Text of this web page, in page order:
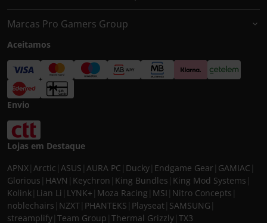
Marcas Pro Gamers Group
Aceitamos
Envio
Lojas em Destaque
APNX Arctic ASUS AURA PC Ducky Endgame Gear GAMIAC
Glorious HAVN Keychron King Bundles King Mod Systems
Kolink Lian Li LYNK+ Moza Racing MSI Nitro Concepts
noblechairs NZXT PHANTEKS Playseat SAMSUNG
streamplify Team Group Thermal Grizzly TX3